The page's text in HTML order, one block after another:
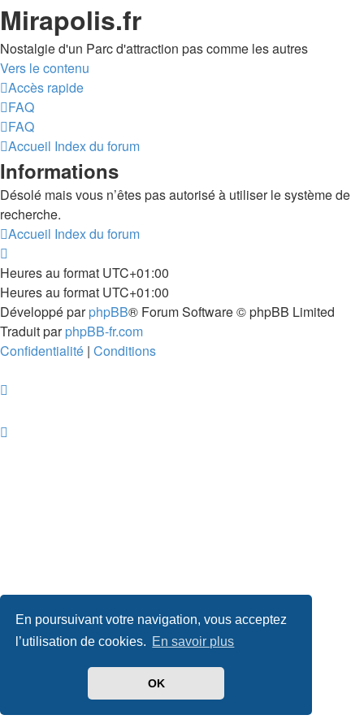
En poursuivant votre navigation, vous acceptez
l’utilisation de cookies. En savoir plus
OK
Mirapolis.fr
Nostalgie d'un Parc d'attraction pas comme les autres
Vers le contenu
Accès rapide
FAQ
FAQ
Accueil Index du forum
Informations
Désolé mais vous n’êtes pas autorisé à utiliser le système de
recherche.
Accueil Index du forum
Heures au format UTC+01:00
Heures au format UTC+01:00
Développé parphpBB® Forum Software © phpBB Limited
Traduit parphpBB-fr.com
Confidentialité | Conditions